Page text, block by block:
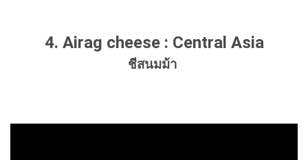
4. Airag cheese : Central Asia
ชีสนมม้า